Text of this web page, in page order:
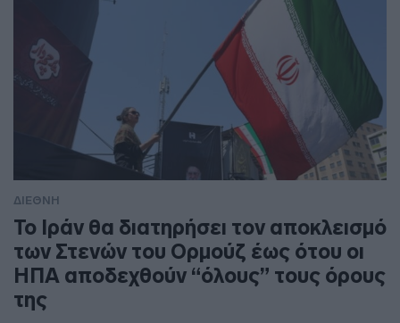
ΔΙΕΘΝΗ
To Ιράν θα διατηρήσει τον αποκλεισμό
των Στενών του Ορμούζ έως ότου οι
ΗΠΑ αποδεχθούν “όλους” τους όρους
της